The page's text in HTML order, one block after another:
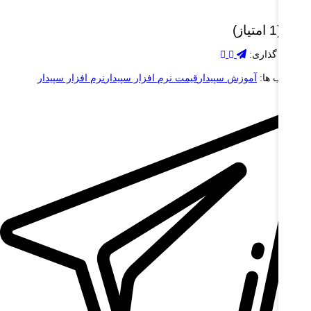
گذاری:
برچسب ها: آموزش سپیدارقیمت نرم افزار سپیدارنرم افزار سپیدار